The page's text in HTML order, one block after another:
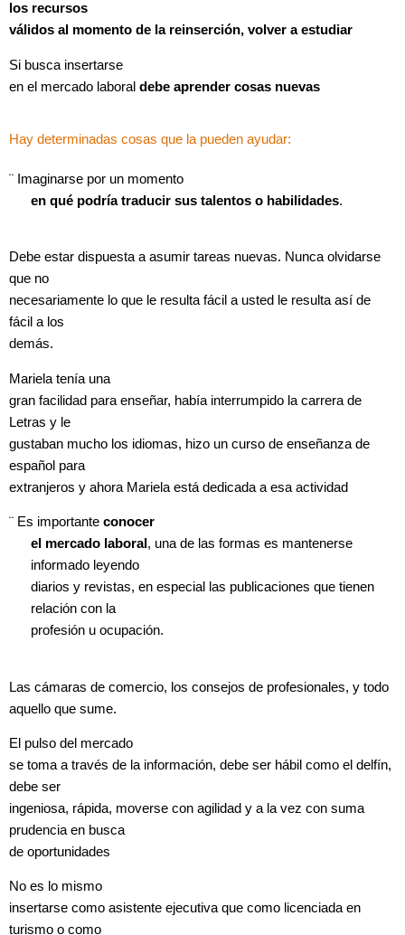
los recursos
válidos al momento de la reinserción, volver a estudiar
Si busca insertarse
en el mercado laboral debe aprender cosas nuevas
Hay determinadas cosas que la pueden ayudar:
¨ Imaginarse por un momento
en qué podría traducir sus talentos o habilidades.
Debe estar dispuesta a asumir tareas nuevas. Nunca olvidarse
que no
necesariamente lo que le resulta fácil a usted le resulta así de
fácil a los
demás.
Mariela tenía una
gran facilidad para enseñar, había interrumpido la carrera de
Letras y le
gustaban mucho los idiomas, hizo un curso de enseñanza de
español para
extranjeros y ahora Mariela está dedicada a esa actividad
¨ Es importante conocer
el mercado laboral , una de las formas es mantenerse
informado leyendo
diarios y revistas, en especial las publicaciones que tienen
relación con la
profesión u ocupación.
Las cámaras de comercio, los consejos de profesionales, y todo
aquello que sume.
El pulso del mercado
se toma a través de la información, debe ser hábil como el delfín,
debe ser
ingeniosa, rápida, moverse con agilidad y a la vez con suma
prudencia en busca
de oportunidades
No es lo mismo
insertarse como asistente ejecutiva que como licenciada en
turismo o como